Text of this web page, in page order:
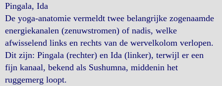
Pingala, Ida
De yoga-anatomie vermeldt twee belangrijke zogenaamde
energiekanalen (zenuwstromen) of nadis, welke
afwisselend links en rechts van de wervelkolom verlopen.
Dit zijn: Pingala (rechter) en Ida (linker), terwijl er een
fijn kanaal, bekend als Sushumna, middenin het
ruggemerg loopt.